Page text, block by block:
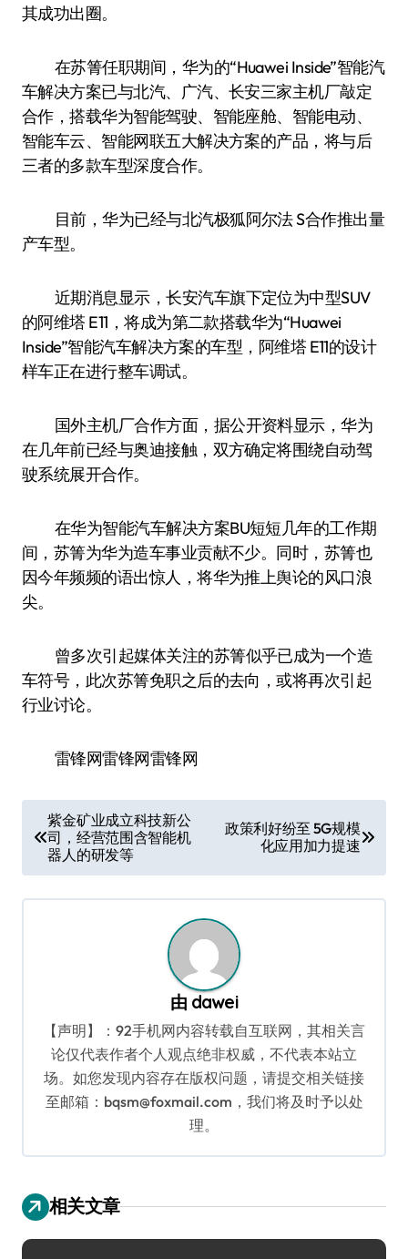
其成功出圈。
在苏箐任职期间，华为的“Huawei Inside”智能汽
车解决方案已与北汽、广汽、长安三家主机厂敲定
合作，搭载华为智能驾驶、智能座舱、智能电动、
智能车云、智能网联五大解决方案的产品，将与后
三者的多款车型深度合作。
目前，华为已经与北汽极狐阿尔法 S合作推出量
产车型。
近期消息显示，长安汽车旗下定位为中型SUV
的阿维塔 E11，将成为第二款搭载华为“Huawei
Inside”智能汽车解决方案的车型，阿维塔 E11的设计
样车正在进行整车调试。
国外主机厂合作方面，据公开资料显示，华为
在几年前已经与奥迪接触，双方确定将围绕自动驾
驶系统展开合作。
在华为智能汽车解决方案BU短短几年的工作期
间，苏箐为华为造车事业贡献不少。同时，苏箐也
因今年频频的语出惊人，将华为推上舆论的风口浪
尖。
曾多次引起媒体关注的苏箐似乎已成为一个造
车符号，此次苏箐免职之后的去向，或将再次引起
行业讨论。
雷锋网雷锋网雷锋网
章
导
航
紫金矿业成立科技新公
司，经营范围含智能机
器人的研发等
政策利好纷至 5G规模
化应用加力提速
由 dawei
【声明】：92手机网内容转载自互联网，其相关言
论仅代表作者个人观点绝非权威，不代表本站立
场。如您发现内容存在版权问题，请提交相关链接
至邮箱：bqsm@foxmail.com，我们将及时予以处
理。
相关文章